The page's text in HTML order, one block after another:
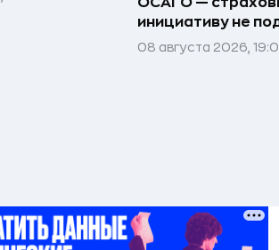
инициативу не
08 августа 2026,